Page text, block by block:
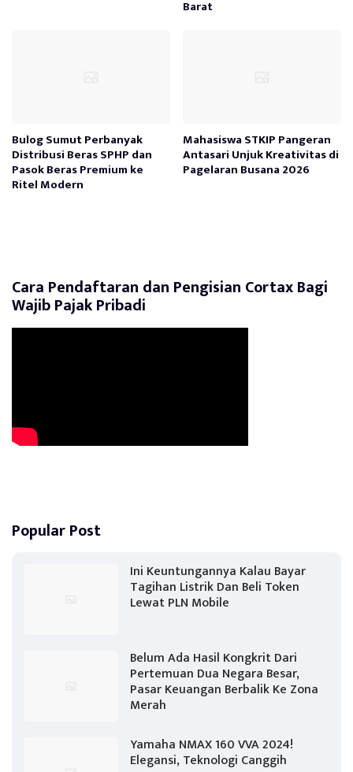
Barat
Bulog Sumut Perbanyak
Distribusi Beras SPHP dan
Pasok Beras Premium ke
Ritel Modern
Mahasiswa STKIP Pangeran
Antasari Unjuk Kreativitas di
Pagelaran Busana 2026
Cara Pendaftaran dan Pengisian Cortax Bagi
Wajib Pajak Pribadi
Popular Post
Ini Keuntungannya Kalau Bayar
Tagihan Listrik Dan Beli Token
Lewat PLN Mobile
Belum Ada Hasil Kongkrit Dari
Pertemuan Dua Negara Besar,
Pasar Keuangan Berbalik Ke Zona
Merah
Yamaha NMAX 160 VVA 2024!
Elegansi, Teknologi Canggih